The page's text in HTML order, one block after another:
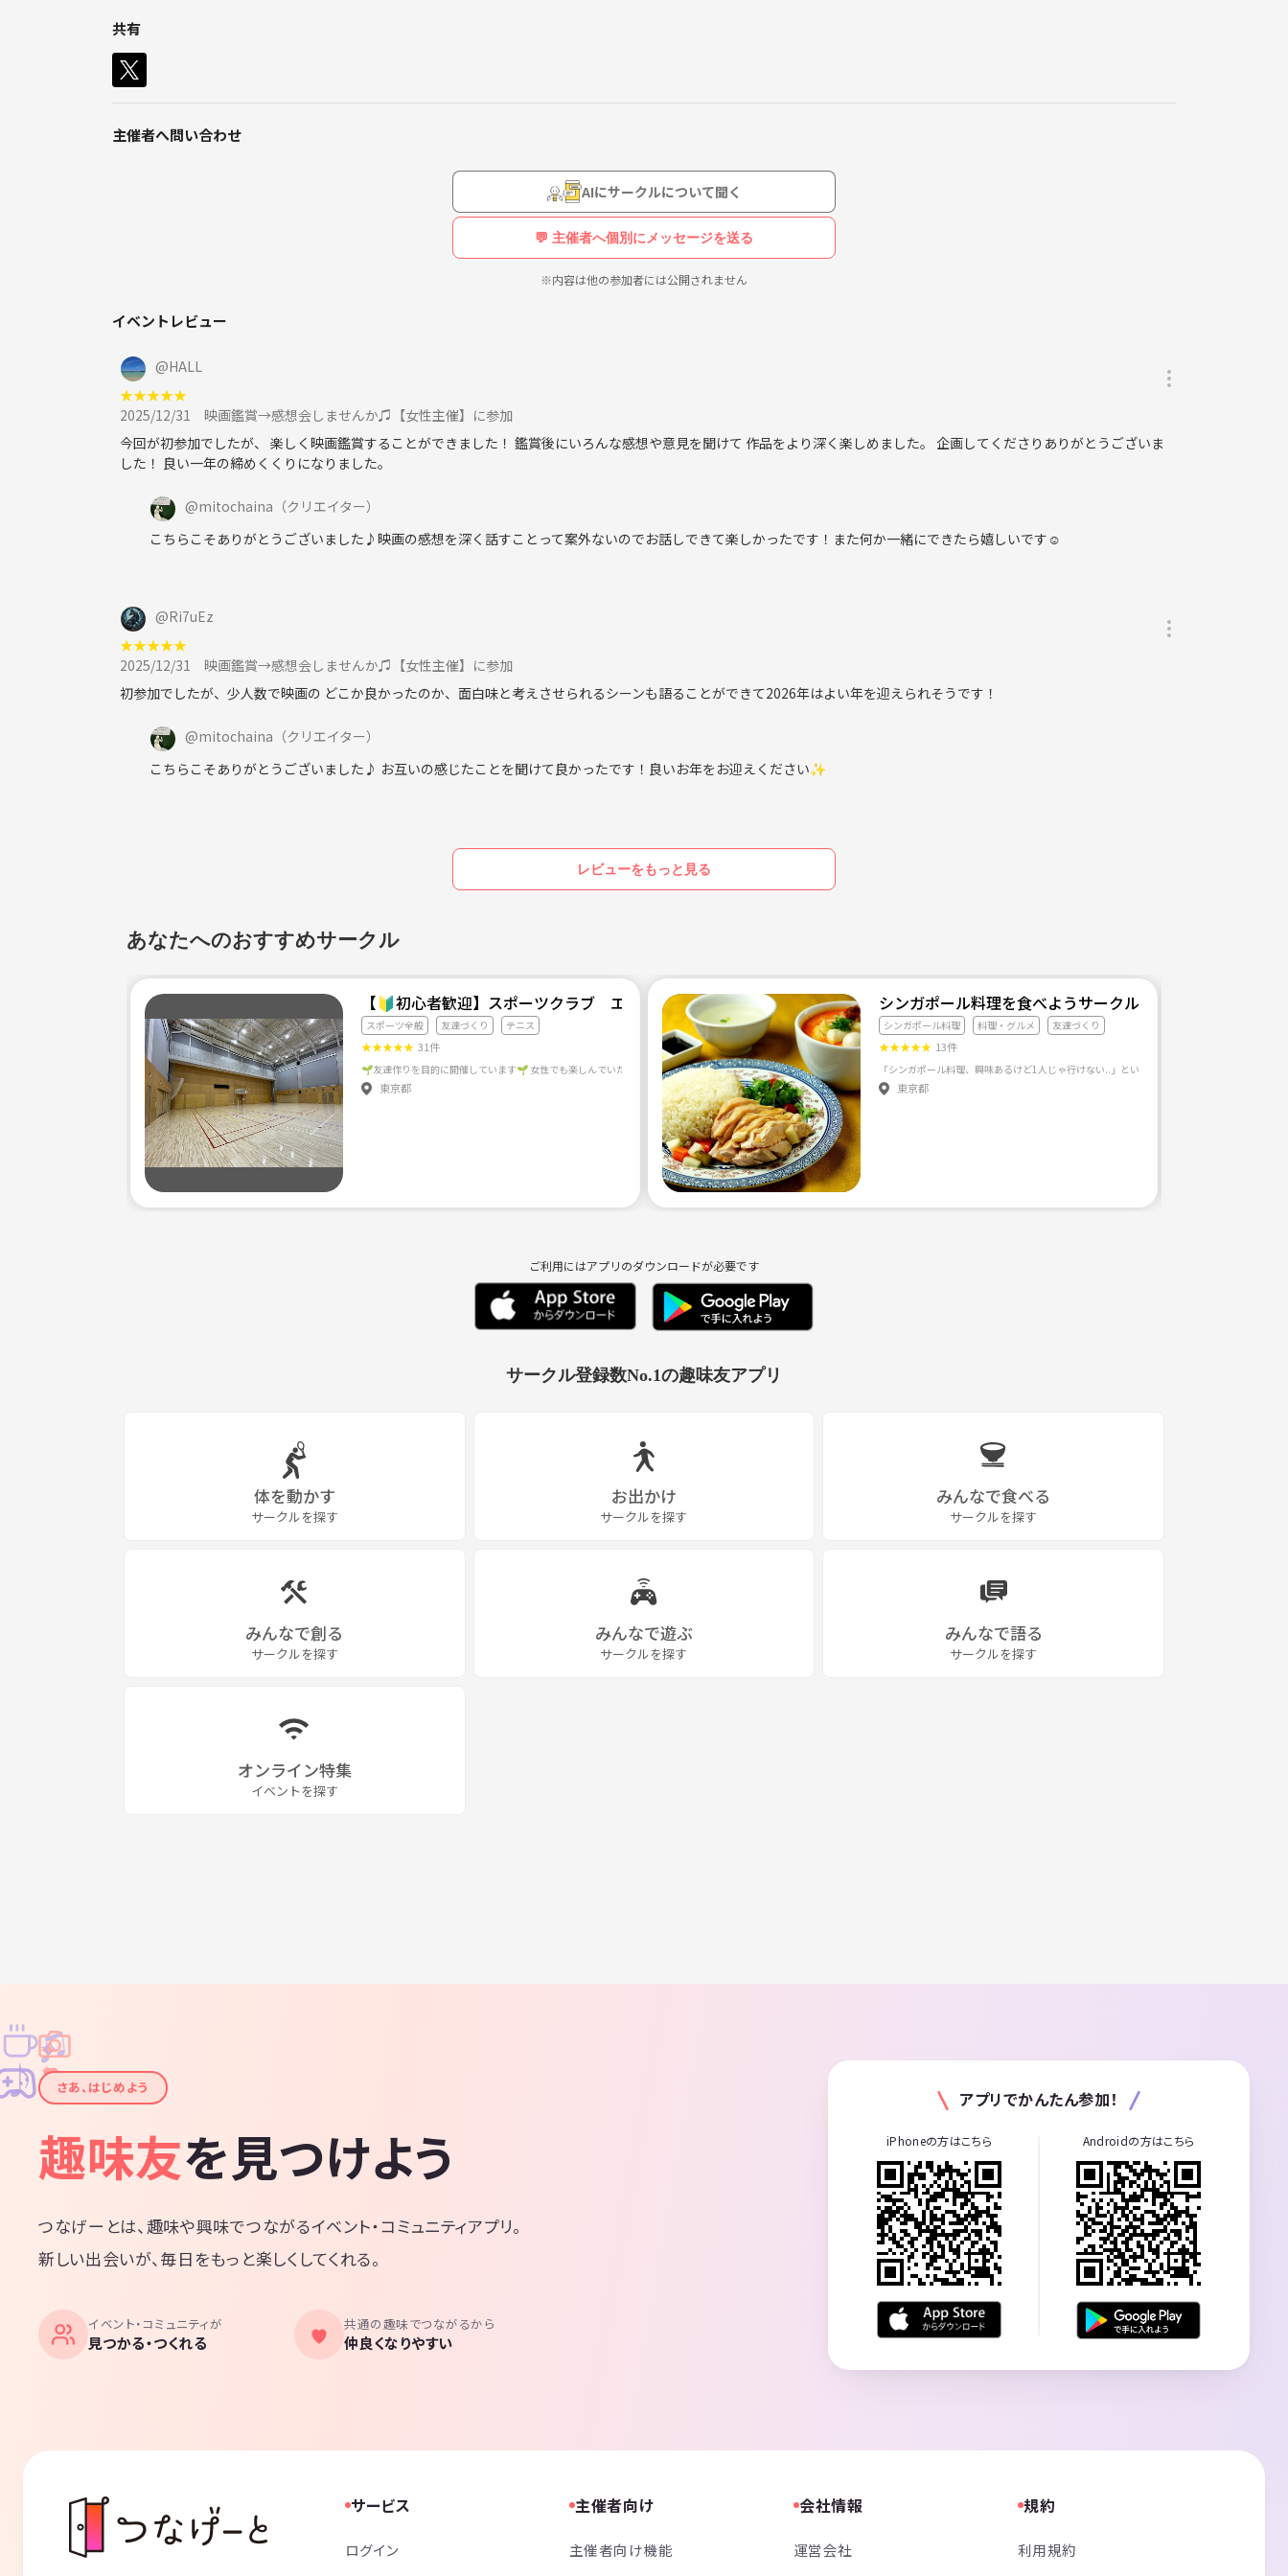
共有
主催者へ問い合わせ
AIにサークルについて聞く
💬 主催者へ個別にメッセージを送る
※内容は他の参加者には公開されません
イベントレビュー
@HALL
★★★★★
2025/12/31
映画鑑賞→感想会しませんか♫【女性主催】に参加
今回が初参加でしたが、 楽しく映画鑑賞することができました！ 鑑賞後にいろんな感想や意見を聞けて 作品をより深く楽しめました。 企画してくださりありがとうございま
した！ 良い一年の締めくくりになりました。
@mitochaina （クリエイター）
こちらこそありがとうございました♪映画の感想を深く話すことって案外ないのでお話しできて楽しかったです！また何か一緒にできたら嬉しいです☺️
@Ri7uEz
★★★★★
2025/12/31
映画鑑賞→感想会しませんか♫【女性主催】に参加
初参加でしたが、少人数で映画の どこか良かったのか、面白味と考えさせられるシーンも語ることができて2026年はよい年を迎えられそうです！
@mitochaina （クリエイター）
こちらこそありがとうございました♪ お互いの感じたことを聞けて良かったです！良いお年をお迎えください✨
レビューをもっと見る
あなたへのおすすめサークル
【🔰初心者歓迎】スポーツクラブ エンジョイアブル
スポーツ全般 友達づくり テニス
★★★★★ 31件
東京都
シンガポール料理を食べようサークル🇸🇬
シンガポール料理 料理・グルメ 友達づくり
★★★★★ 13件
「シンガポール料理、興味あるけど1人じゃ行けない..」という方から「シンガポール料理
東京都
ご利用にはアプリのダウンロードが必要です
サークル登録数No.1の趣味友アプリ
体を動かす
サークルを探す
お出かけ
サークルを探す
みんなで食べる
サークルを探す
みんなで創る
サークルを探す
みんなで遊ぶ
サークルを探す
みんなで語る
サークルを探す
オンライン特集
イベントを探す
✦
✦
✧
✧
♪
♫
さあ、はじめよう
趣味友を見つけよう
つなげーとは、趣味や興味でつながるイベント・コミュニティアプリ。
新しい出会いが、毎日をもっと楽しくしてくれる。
イベント・コミュニティが
見つかる・つくれる
共通の趣味でつながるから
仲良くなりやすい
アプリでかんたん参加！
iPhoneの方はこちら Androidの方はこちら
サービス
ログイン
主催者向け
主催者向け機能
会社情報
運営会社
規約
利用規約